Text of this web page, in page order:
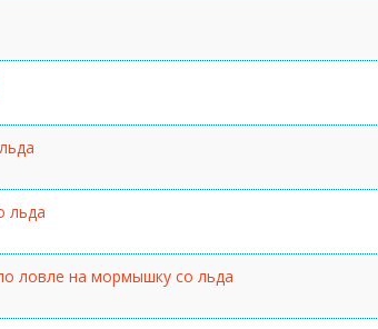
льда
ловле на мормышку со льда